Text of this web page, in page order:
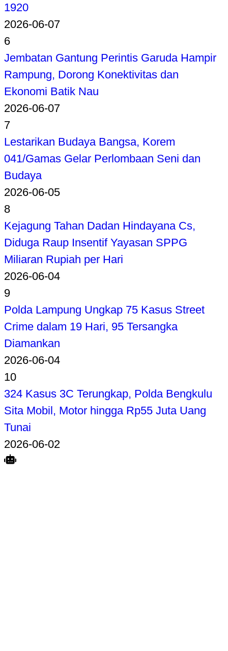
1920
2026-06-07
6
Jembatan Gantung Perintis Garuda Hampir
Rampung, Dorong Konektivitas dan
Ekonomi Batik Nau
2026-06-07
7
Lestarikan Budaya Bangsa, Korem
041/Gamas Gelar Perlombaan Seni dan
Budaya
2026-06-05
8
Kejagung Tahan Dadan Hindayana Cs,
Diduga Raup Insentif Yayasan SPPG
Miliaran Rupiah per Hari
2026-06-04
9
Polda Lampung Ungkap 75 Kasus Street
Crime dalam 19 Hari, 95 Tersangka
Diamankan
2026-06-04
10
324 Kasus 3C Terungkap, Polda Bengkulu
Sita Mobil, Motor hingga Rp55 Juta Uang
Tunai
2026-06-02